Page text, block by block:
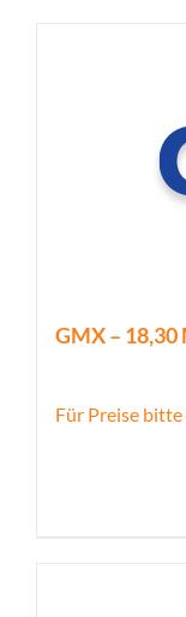
GMX –
Für Preise